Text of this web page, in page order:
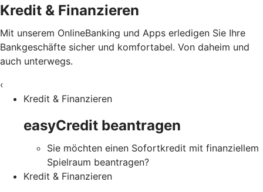
Kredit & Finanzieren
Mit unserem OnlineBanking und Apps erledigen Sie Ihre
Bankgeschäfte sicher und komfortabel. Von daheim und
auch unterwegs.
‹
Kredit & Finanzieren
easyCredit beantragen
Sie möchten einen Sofortkredit mit finanziellem
Spielraum beantragen?
Kredit & Finanzieren